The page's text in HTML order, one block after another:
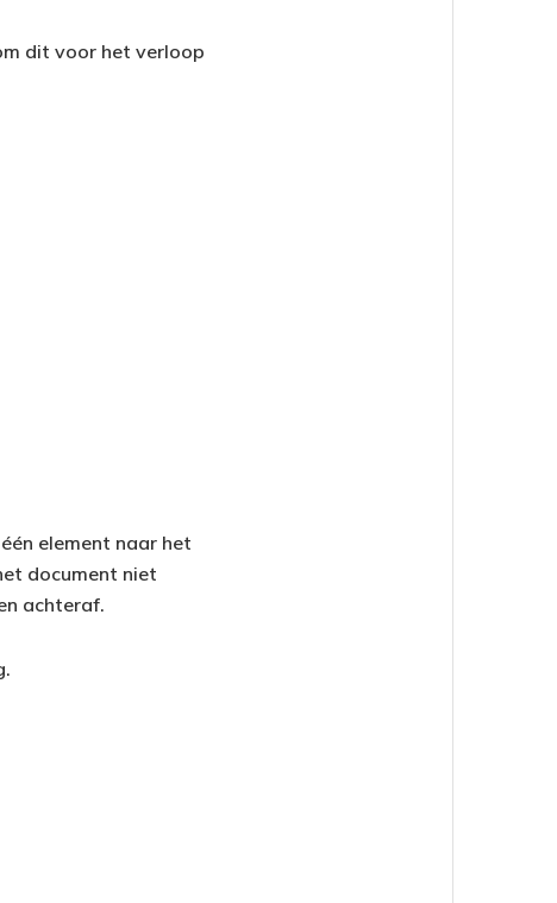
dit voor het verloop
element naar het
document niet
achteraf.